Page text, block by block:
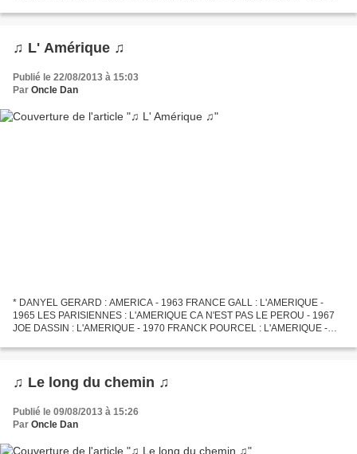
-...
♫ L' Amérique ♫
Publié le 22/08/2013 à 15:03
Par Oncle Dan
* DANYEL GERARD : AMERICA - 1963 FRANCE GALL : L'AMERIQUE -
1965 LES PARISIENNES : L'AMERIQUE CA N'EST PAS LE PEROU - 1967
JOE DASSIN : L'AMERIQUE - 1970 FRANCK POURCEL : L'AMERIQUE -
AMERICA...
♫ Le long du chemin ♫
Publié le 09/08/2013 à 15:26
Par Oncle Dan